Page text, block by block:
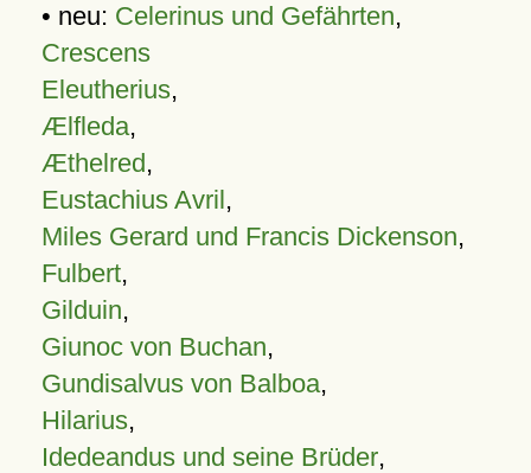
• neu: Celerinus und Gefährten,
Crescens
Eleutherius,
Ælfleda,
Æthelred,
Eustachius Avril,
Miles Gerard und Francis Dickenson,
Fulbert,
Gilduin,
Giunoc von Buchan,
Gundisalvus von Balboa,
Hilarius,
Idedeandus und seine Brüder,